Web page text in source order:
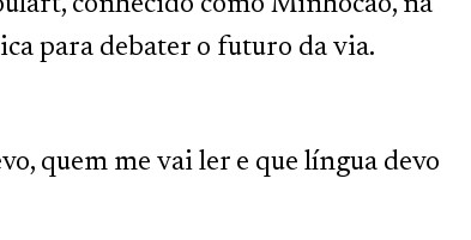
conhecido como Minhocão, na
para debater o futuro da via.
quem me vai ler e que língua devo